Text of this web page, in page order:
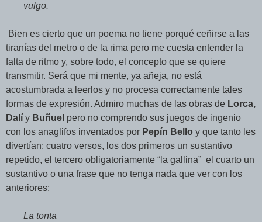
vulgo.
Bien es cierto que un poema no tiene porqué ceñirse a las
tiranías del metro o de la rima pero me cuesta entender la
falta de ritmo y, sobre todo, el concepto que se quiere
transmitir. Será que mi mente, ya añeja, no está
acostumbrada a leerlos y no procesa correctamente tales
formas de expresión. Admiro muchas de las obras de Lorca,
Dalí y Buñuel pero no comprendo sus juegos de ingenio
con los anaglifos inventados por Pepín Bello y que tanto les
divertían: cuatro versos, los dos primeros un sustantivo
repetido, el tercero obligatoriamente “la gallina” el cuarto un
sustantivo o una frase que no tenga nada que ver con los
anteriores:
La tonta